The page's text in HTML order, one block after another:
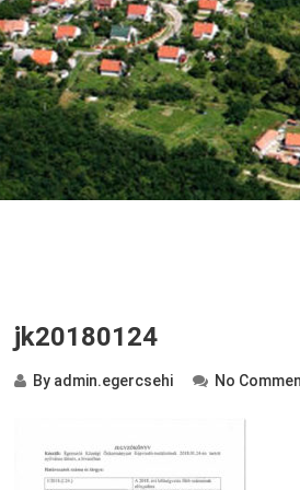
jk20180124
By admin.egercsehi No